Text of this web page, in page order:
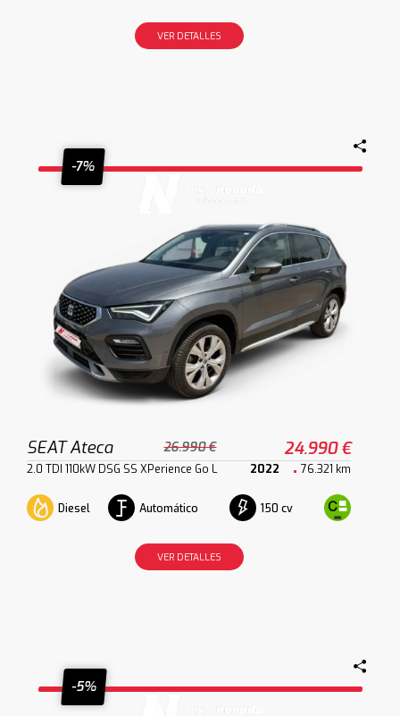
VER DETALLES
-7%
SEAT Ateca 26.990 € 24.990 €
2.0 TDI 110kW DSG SS XPerience Go L 2022 76.321 km
Diesel Automático 150 cv
VER DETALLES
-5%